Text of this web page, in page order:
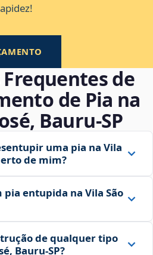
de
de Pia na
Bauru‑SP
uma pia na Vila
de mim?
pia entupida na Vila São
de qualquer tipo
Bauru‑SP?